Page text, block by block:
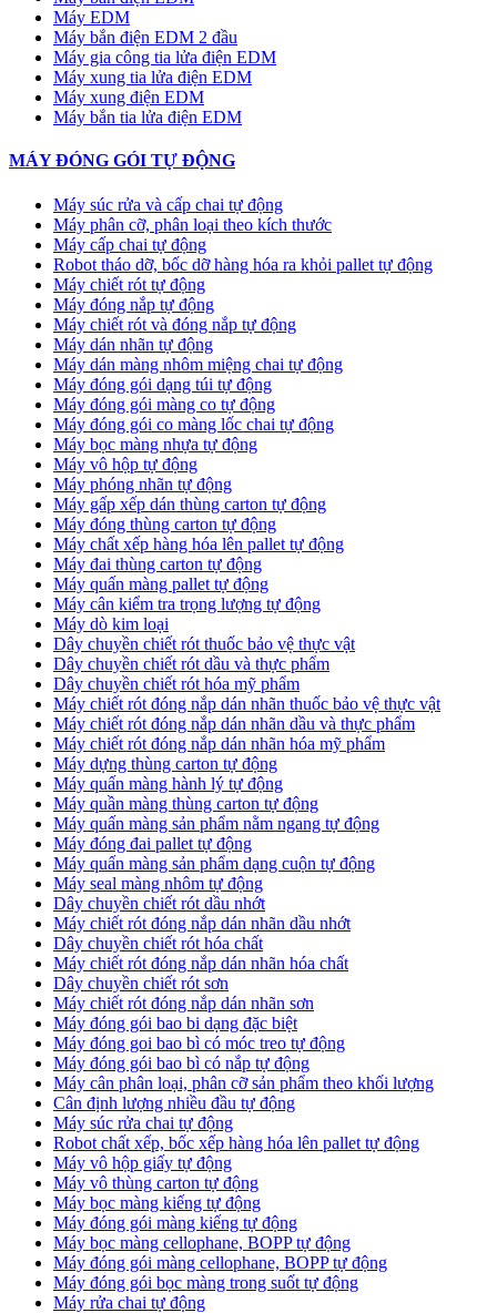
Máy EDM
Máy bắn điện EDM 2 đầu
Máy gia công tia lửa điện EDM
Máy xung tia lửa điện EDM
Máy xung điện EDM
Máy bắn tia lửa điện EDM
MÁY ĐÓNG GÓI TỰ ĐỘNG
Máy súc rửa và cấp chai tự động
Máy phân cỡ, phân loại theo kích thước
Máy cấp chai tự động
Robot tháo dỡ, bốc dỡ hàng hóa ra khỏi pallet tự động
Máy chiết rót tự động
Máy đóng nắp tự động
Máy chiết rót và đóng nắp tự động
Máy dán nhãn tự động
Máy dán màng nhôm miệng chai tự động
Máy đóng gói dạng túi tự động
Máy đóng gói màng co tự động
Máy đóng gói co màng lốc chai tự động
Máy bọc màng nhựa tự động
Máy vô hộp tự động
Máy phóng nhãn tự động
Máy gấp xếp dán thùng carton tự động
Máy đóng thùng carton tự động
Máy chất xếp hàng hóa lên pallet tự động
Máy đai thùng carton tự động
Máy quấn màng pallet tự động
Máy cân kiểm tra trọng lượng tự động
Máy dò kim loại
Dây chuyền chiết rót thuốc bảo vệ thực vật
Dây chuyền chiết rót dầu và thực phẩm
Dây chuyền chiết rót hóa mỹ phẩm
Máy chiết rót đóng nắp dán nhãn thuốc bảo vệ thực vật
Máy chiết rót đóng nắp dán nhãn dầu và thực phẩm
Máy chiết rót đóng nắp dán nhãn hóa mỹ phẩm
Máy dựng thùng carton tự động
Máy quấn màng hành lý tự động
Máy quần màng thùng carton tự động
Máy quấn màng sản phẩm nằm ngang tự động
Máy đóng đai pallet tự động
Máy quấn màng sản phẩm dạng cuộn tự động
Máy seal màng nhôm tự động
Dây chuyền chiết rót dầu nhớt
Máy chiết rót đóng nắp dán nhãn dầu nhớt
Dây chuyền chiết rót hóa chất
Máy chiết rót đóng nắp dán nhãn hóa chất
Dây chuyền chiết rót sơn
Máy chiết rót đóng nắp dán nhãn sơn
Máy đóng gói bao bi dạng đặc biệt
Máy đóng goi bao bì có móc treo tự động
Máy đóng gói bao bì có nắp tự động
Máy cân phân loại, phân cỡ sản phẩm theo khối lượng
Cân định lượng nhiều đầu tự động
Máy súc rửa chai tự động
Robot chất xếp, bốc xếp hàng hóa lên pallet tự động
Máy vô hộp giấy tự động
Máy vô thùng carton tự động
Máy bọc màng kiếng tự động
Máy đóng gói màng kiếng tự động
Máy bọc màng cellophane, BOPP tự động
Máy đóng gói màng cellophane, BOPP tự động
Máy đóng gói bọc màng trong suốt tự động
Máy rửa chai tự động